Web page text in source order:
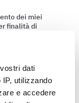
dati
utilizzando
e accedere
dei miei
finalità di